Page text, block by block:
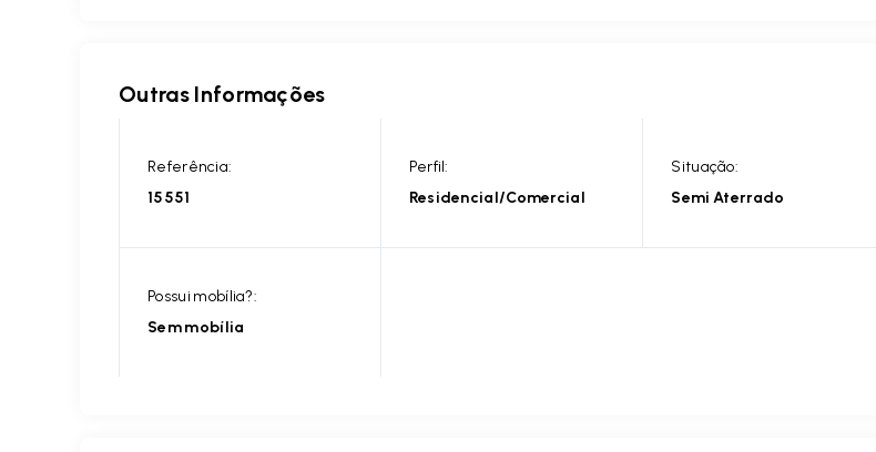
Outras Informações
Referência:
15551
Perfil:
Residencial/Comercial
Situação:
Semi Aterrado
Possui mobília?:
Sem mobília